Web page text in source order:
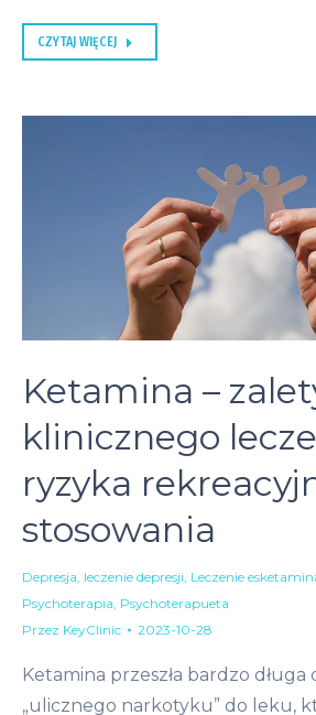
CZYTAJ WIĘCEJ
Ketamina –
klinicznego
ryzyka
stosowania
Depresja, leczenie depresji, Leczenie
Psychoterapia, Psychoterapueta
Przez KeyClinic 2023-10-28
Ketamina przeszła bardzo długa
„ulicznego narkotyku” do leku,